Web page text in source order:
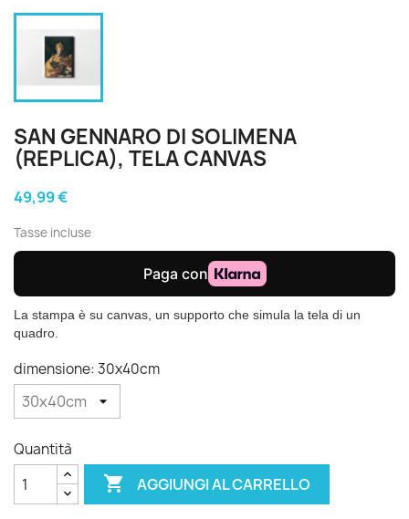
SAN GENNARO DI SOLIMENA
(REPLICA), TELA CANVAS
49,99 €
Tasse incluse
La stampa è su canvas, un supporto che simula la tela di un
quadro.
dimensione: 30x40cm
Quantità
 AGGIUNGI AL CARRELLO